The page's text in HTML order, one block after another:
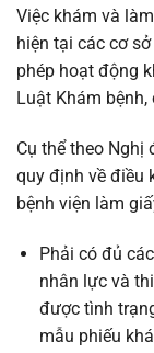
Việc khám và
hiện tại các cơ
phép hoạt động
Luật Khám bệnh,
Cụ thể theo
quy định về điều
bệnh viện làm
Phải có đủ
nhân lực và
được tình
mẫu phiếu